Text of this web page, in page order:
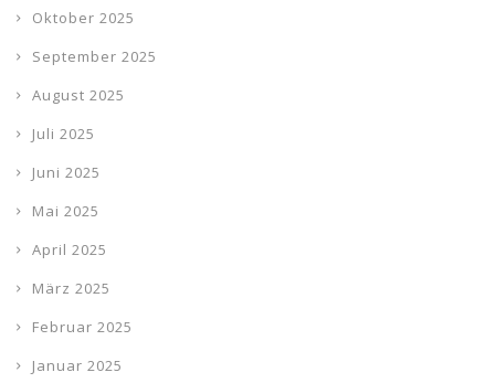
Oktober 2025
September 2025
August 2025
Juli 2025
Juni 2025
Mai 2025
April 2025
März 2025
Februar 2025
Januar 2025